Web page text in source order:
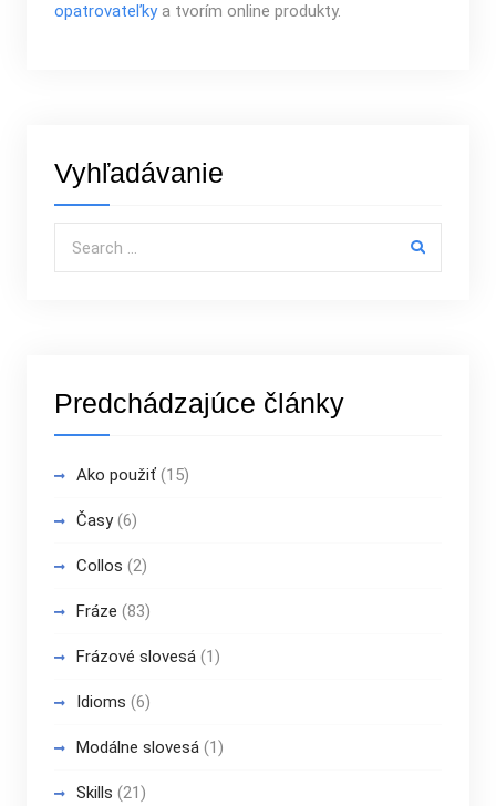
opatrovateľkya tvorím online produkty.
Vyhľadávanie
Predchádzajúce články
Ako použiť(15)
Časy(6)
Collos (2)
Fráze (83)
Frázové slovesá(1)
Idioms (6)
Modálne slovesá(1)
Skills (21)